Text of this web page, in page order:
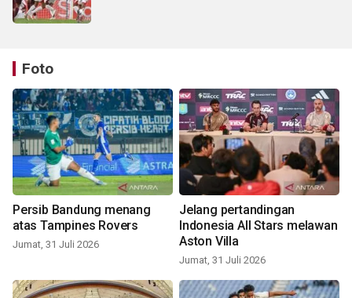
Foto
Persib Bandung menang
atas Tampines Rovers
Jumat, 31 Juli 2026
Jelang pertandingan
Indonesia All Stars melawan
Aston Villa
Jumat, 31 Juli 2026